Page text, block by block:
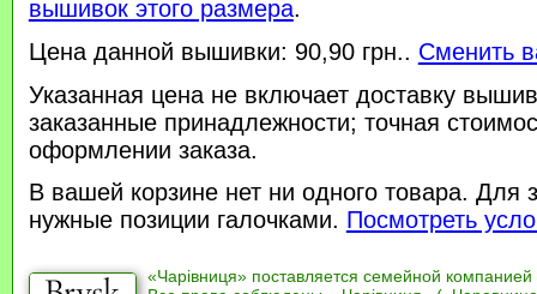
вышивок этого размера.
Цена данной вышивки: 90,90 грн.. Сменить
Указанная цена не включает доставку
заказанные принадлежности; точная
оформлении заказа.
В вашей корзине нет ни одного товара. Для
нужные позиции галочками. Посмотреть
«Чарівниця» поставляется семейной компанией